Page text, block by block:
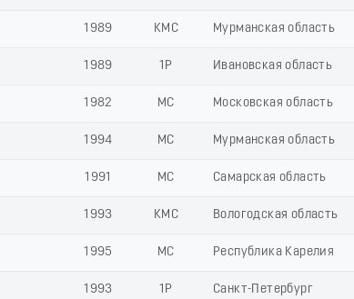
1989 КМС Мурманская область
1989 1Р Ивановская область
1982 МС Московская область
1994 МС Мурманская область
1991 МС Самарская область
1993 КМС Вологодская область
1995 МС Республика Карелия
1993 1Р Санкт-Петербург